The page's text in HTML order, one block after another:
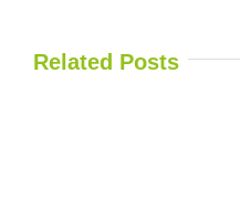
Related Posts